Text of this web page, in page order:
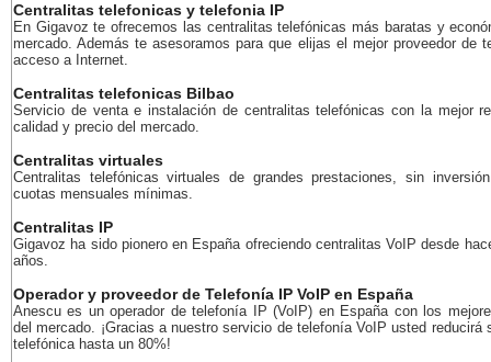
Centralitas telefonicas y telefonia IP
En Gigavoz te ofrecemos las centralitas telefónicas más baratas y
mercado. Además te asesoramos para que elijas el mejor proveedor de
acceso a Internet.
Centralitas telefonicas Bilbao
Servicio de venta e instalación de centralitas telefónicas con la mejor
calidad y precio del mercado.
Centralitas virtuales
Centralitas telefónicas virtuales de grandes prestaciones, sin
cuotas mensuales mínimas.
Centralitas IP
Gigavoz ha sido pionero en España ofreciendo centralitas VoIP desde
años.
Operador y proveedor de Telefonía IP VoIP en España
Anescu es un operador de telefonía IP (VoIP) en España con los
del mercado. ¡Gracias a nuestro servicio de telefonía VoIP usted reducirá
telefónica hasta un 80%!